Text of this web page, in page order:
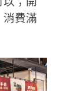
消費滿